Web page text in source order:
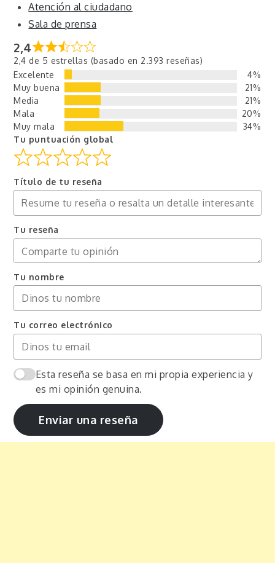
Atención al ciudadano
Sala de prensa
2,4
2,4 de 5 estrellas (basado en 2.393 reseñas)
Excelente
4%
Muy buena
21%
Media
21%
Mala
20%
Muy mala
34%
Tu puntuación global
Título de tu reseña
Tu reseña
Tu nombre
Tu correo electrónico
Esta reseña se basa en mi propia experiencia y
es mi opinión genuina.
Enviar una reseña